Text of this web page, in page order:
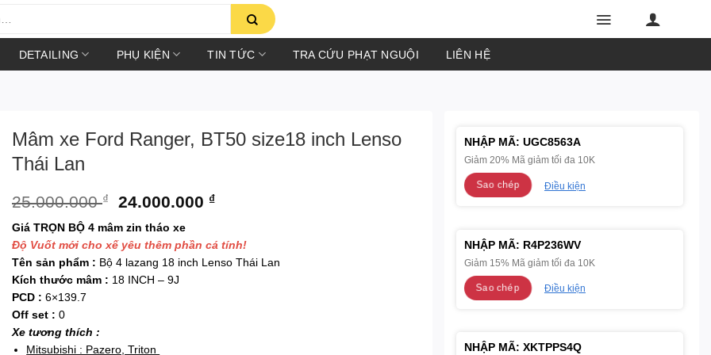
DETAILING PHỤ KIỆN TIN TỨC TRA CỨU PHẠT NGUỘI LIÊN HỆ
Mâm xe Ford Ranger, BT50 size18 inch Lenso
Thái Lan
25.000.000₫
Giá
là:
25.000.000 ₫.
24.000.000 ₫Giá
là:
24.000.000 ₫.
Giá TRỌN BỘ 4 mâm zin tháo xe
Độ Vuốt mới cho xế yêu thêm phần cá tính!
Tên sản phẩm : Bộ 4 lazang 18 inch Lenso Thái Lan
Kích thước mâm : 18 INCH – 9J
PCD : 6×139.7
Off set : 0
Xe tương thích :
Mitsubishi : Pazero, Triton
NHẬP MÃ: UGC8563A
Giảm 20% Mã giảm tối đa 10K
Sao chép Điều kiện
NHẬP MÃ: R4P236WV
Giảm 15% Mã giảm tối đa 10K
Sao chép Điều kiện
NHẬP MÃ: XKTPPS4Q